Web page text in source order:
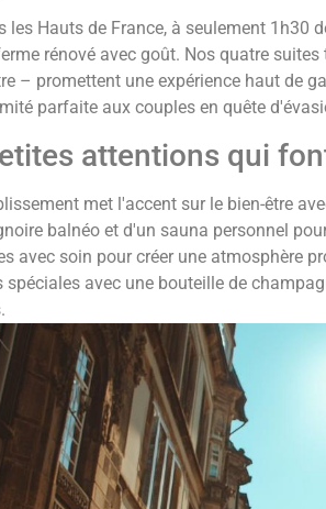
les Hauts de France, à seulement 1h30
rénové avec goût. Nos quatre
– promettent une expérience haut de
parfaite aux couples en quête
attentions qui
met l'accent sur le bien-être
balnéo et d'un sauna personnel
avec soin pour créer une atmosphère
spéciales avec une bouteille de